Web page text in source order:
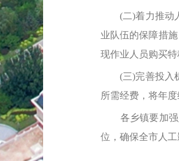
(二)着力推动人
业队伍的保障措
现作业人员购买特
(三)完善投入机
所需经费，将年
各乡镇要加强人
位，确保全市人